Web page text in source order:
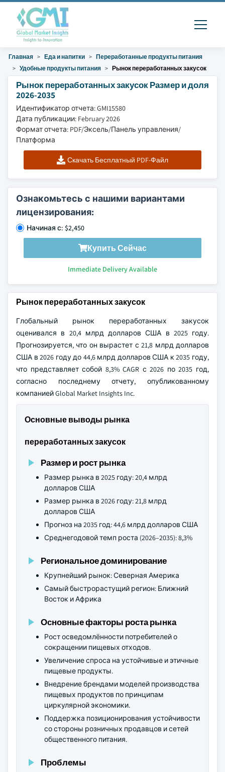
Главная Еда и напитки
Переработанные продукты питания
Удобные продукты питания
Рынок переработанных закусок
Рынок переработанных закусок Размер и доля
2026-2035
Идентификатор отчета: GMI15580
Дата публикации: February 2026
Формат отчета: PDF/Эксель/Панель управления/
Платформа
Скачать Бесплатный PDF-Файл
Ознакомьтесь с нашими вариантами
лицензирования:
Начиная с: $2,450
Купить Сейчас
Immediate Delivery Available
Рынок переработанных закусок
Глобальный рынок переработанных закусок
оценивался в 20,4 млрд долларов США в 2025 году.
Прогнозируется, что он вырастет с 21,8 млрд долларов
США в 2026 году до 44,6 млрд долларов США к 2035 году,
что представляет собой 8,3% CAGR с 2026 по 2035 год,
согласно последнему отчету, опубликованному
компанией Global Market Insights Inc.
Основные выводы рынка
переработанных закусок
Размер и рост рынка
Размер рынка в 2025 году: 20,4 млрд
долларов США
Размер рынка в 2026 году: 21,8 млрд
долларов США
Прогноз на 2035 год: 44,6 млрд долларов США
Среднегодовой темп роста (2026–2035): 8,3%
Региональное доминирование
Крупнейший рынок: Северная Америка
Самый быстрорастущий регион: Ближний
Восток и Африка
Основные факторы роста рынка
Рост осведомлённости потребителей о
сокращении пищевых отходов.
Увеличение спроса на устойчивые и этичные
пищевые продукты.
Внедрение брендами моделей производства
пищевых продуктов по принципам
циркулярной экономики.
Поддержка позиционирования устойчивости
со стороны розничных продавцов и сетей
общественного питания.
Проблемы